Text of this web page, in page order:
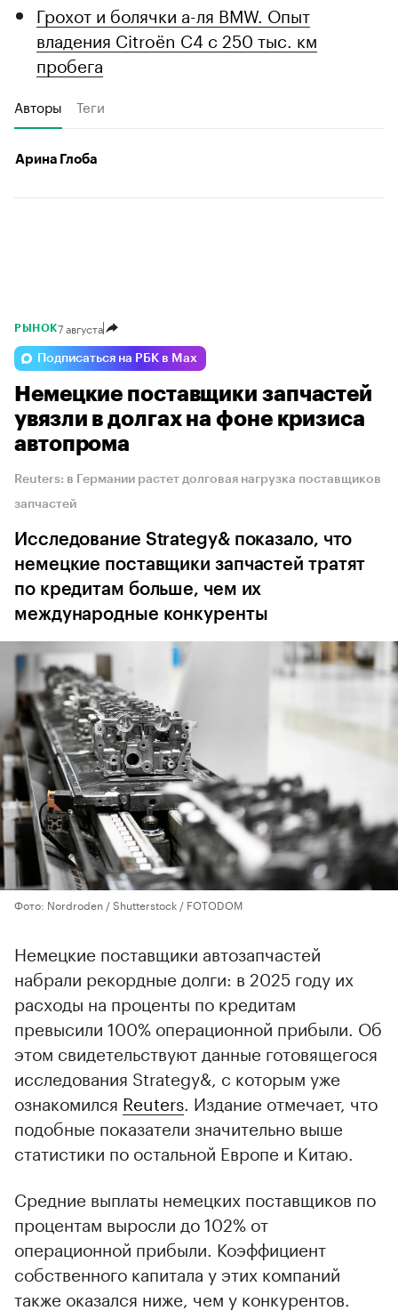
Грохот и болячки а-ля BMW. Опыт
владения Citroёn C4 с 250 тыс. км
пробега
Авторы Теги
Арина Глоба
РЫНОК7 августа
Подписаться на РБК в Max
Немецкие поставщики запчастей
увязли в долгах на фоне кризиса
автопрома
Reuters: в Германии растет долговая нагрузка поставщиков
запчастей
Исследование Strategy& показало, что
немецкие поставщики запчастей тратят
по кредитам больше, чем их
международные конкуренты
Фото: Nordroden / Shutterstock / FOTODOM
Немецкие поставщики автозапчастей
набрали рекордные долги: в 2025 году их
расходы на проценты по кредитам
превысили 100% операционной прибыли. Об
этом свидетельствуют данные готовящегося
исследования Strategy&, с которым уже
ознакомился Reuters . Издание отмечает, что
подобные показатели значительно выше
статистики по остальной Европе и Китаю.
Средние выплаты немецких поставщиков по
процентам выросли до 102% от
операционной прибыли. Коэффициент
собственного капитала у этих компаний
также оказался ниже, чем у конкурентов.